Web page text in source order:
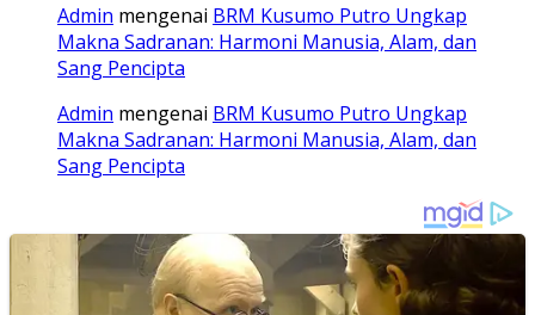
Admin mengenai BRM Kusumo Putro Ungkap
Makna Sadranan: Harmoni Manusia, Alam, dan
Sang Pencipta
Admin mengenai BRM Kusumo Putro Ungkap
Makna Sadranan: Harmoni Manusia, Alam, dan
Sang Pencipta